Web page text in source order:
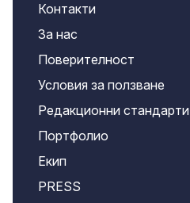
Контакти
За нас
Поверителност
Условия за ползване
Редакционни стандарти
Портфолио
Екип
PRESS